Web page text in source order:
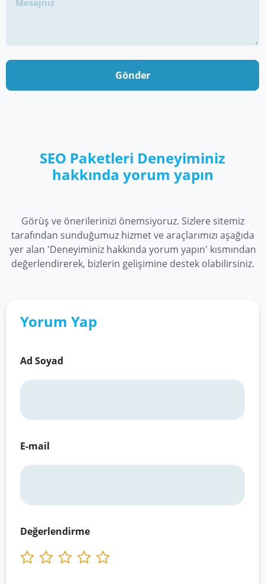
Gönder
SEO Paketleri Deneyiminiz
hakkında yorum yapın
Görüş ve önerilerinizi önemsiyoruz. Sizlere sitemiz
tarafından sunduğumuz hizmet ve araçlarımızı aşağıda
yer alan 'Deneyiminiz hakkında yorum yapın' kısmından
değerlendirerek, bizlerin gelişimine destek olabilirsiniz.
Yorum Yap
Ad Soyad
E-mail
Değerlendirme